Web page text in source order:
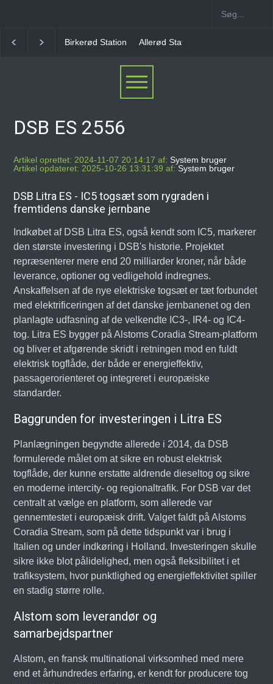
Station Allerød Station Favrholm Station
DSB ES 2556
Artikel oprettet: 2024-11-07 20:14:17 af: System bruger
Artikel opdateret: 2025-10-26 13:31:39 af: System bruger
DSB Litra ES - IC5 togsæt som rygraden i
fremtidens danske jernbane
Indkøbet af DSB Litra ES, også kendt som IC5, markerer
den største investering i DSB's historie. Projektet
repræsenterer mere end 20 milliarder kroner, når både
leverance, optioner og vedligehold indregnes.
Anskaffelsen af de nye elektriske togsæt er tæt forbundet
med elektrificeringen af det danske jernbanenet og den
planlagte udfasning af de velkendte IC3-, IR4- og IC4-
tog. Litra ES bygger på Alstoms Coradia Stream-platform
og bliver et afgørende skridt i retningen mod en fuldt
elektrisk togflåde, der både er energieffektiv,
passagerorienteret og integreret i europæiske
standarder.
Baggrunden for investeringen i Litra ES
Planlægningen begyndte allerede i 2014, da DSB
formulerede målet om at sikre en robust elektrisk
togflåde, der kunne erstatte aldrende dieseltog og sikre
en moderne intercity- og regionaltrafik. For DSB var det
centralt at vælge en platform, som allerede var
gennemtestet i europæisk drift. Valget faldt på Alstoms
Coradia Stream, som på dette tidspunkt var i brug i
Italien og under indkøring i Holland. Investeringen skulle
sikre ikke blot pålidelighed, men også fleksibilitet i et
trafiksystem, hvor punktlighed og energieffektivitet spiller
en stadig større rolle.
Alstom som leverandør og
samarbejdspartner
Alstom, en fransk multinational virksomhed med mere
end et århundredes erfaring, er kendt for producere tog